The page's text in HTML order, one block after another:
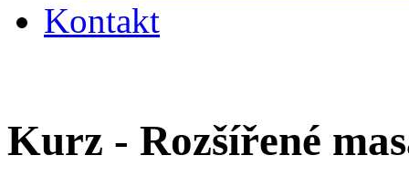
Kontakt
Kurz - Rozšířené